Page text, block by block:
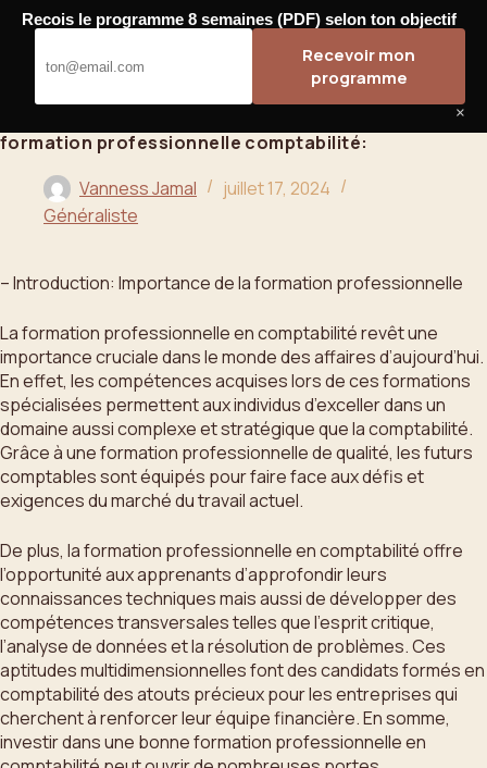
Passer
contenu
Bahoo
formation professionnelle comptabilité:
Vanness Jamal
juillet 17, 2024
Généraliste
– Introduction: Importance de la formation professionnelle
La formation professionnelle en comptabilité revêt une
importance cruciale dans le monde des affaires d’aujourd’hui.
En effet, les compétences acquises lors de ces formations
spécialisées permettent aux individus d’exceller dans un
domaine aussi complexe et stratégique que la comptabilité.
Grâce à une formation professionnelle de qualité, les futurs
comptables sont équipés pour faire face aux défis et
exigences du marché du travail actuel.
De plus, la formation professionnelle en comptabilité offre
l’opportunité aux apprenants d’approfondir leurs
connaissances techniques mais aussi de développer des
compétences transversales telles que l’esprit critique,
l’analyse de données et la résolution de problèmes. Ces
aptitudes multidimensionnelles font des candidats formés en
comptabilité des atouts précieux pour les entreprises qui
cherchent à renforcer leur équipe financière. En somme,
investir dans une bonne formation professionnelle en
Recois le programme 8 semaines (PDF) selon ton objectif
Recevoir mon
programme
×